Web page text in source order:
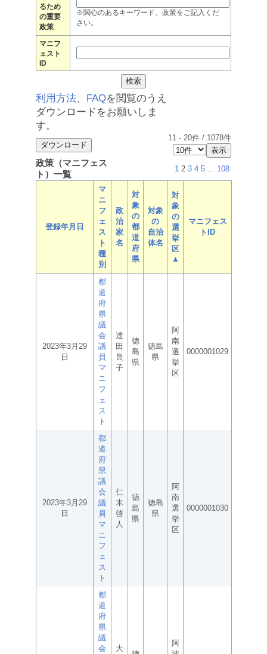
るため
の重要
政策
※関心のあるキーワード、政策をご記入くだ
さい。
マニフ
ェスト
ID
利用方法、 FAQを閲覧のうえ
ダウンロードをお願いしま
す。
11 - 20件 / 1078件
政策（マニフェス
ト）一覧
1 2 3 4 5 ... 108
登録年月日
マ
ニ
フ
ェ
ス
ト
種
別
政
治
家
名
対
象
の
都
道
府
県
対象
の
自治
体名
対
象
の
選
挙
区
▲
マニフェス
トID
2023年3月29
日
都
道
府
県
議
会
議
員
マ
ニ
フ
ェ
ス
ト
達
田
良
子
徳
島
県
徳島
県
阿
南
選
挙
区
0000001029
2023年3月29
日
都
道
府
県
議
会
議
員
マ
ニ
フ
ェ
ス
ト
仁
木
啓
人
徳
島
県
徳島
県
阿
南
選
挙
区
0000001030
都
道
府
県
議
会
大
阿